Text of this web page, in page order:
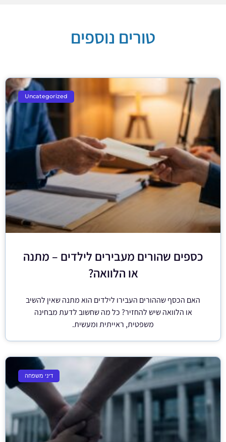
טורים נוספים
Uncategorized
כספים שהורים מעבירים לילדים – מתנה
או הלוואה?
האם הכסף שההורים העבירו לילדים הוא מתנה שאין להשיב
או הלוואה שיש להחזיר? כל מה שחשוב לדעת מבחינה
משפטית, ראייתית ומעשית.
דיני משפחה